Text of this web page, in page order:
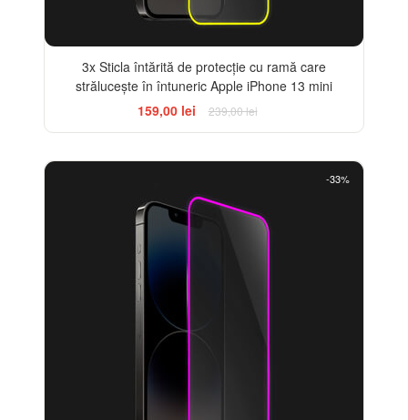
3x Sticla întărită de protecție cu ramă care
strălucește în întuneric Apple iPhone 13 mini
159,00 lei
239,00 lei
-33%